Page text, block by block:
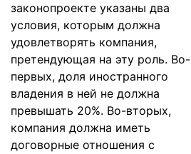
законопроекте указаны два
условия, которым должна
удовлетворять компания,
претендующая на эту роль. Во-
первых, доля иностранного
владения в ней не должна
превышать 20%. Во-вторых,
компания должна иметь
договорные отношения с